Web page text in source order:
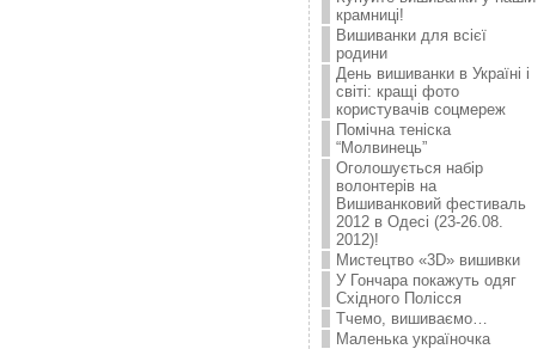
крамниці!
Вишиванки для всієї
родини
День вишиванки в Україні і
світі: кращі фото
користувачів соцмереж
Помічна теніска
“Молвинець”
Оголошується набір
волонтерів на
Вишиванковий фестиваль
2012 в Одесі (23-26.08.
2012)!
Мистецтво «3D» вишивки
У Гончара покажуть одяг
Східного Полісся
Тчемо, вишиваємо…
Маленька україночка